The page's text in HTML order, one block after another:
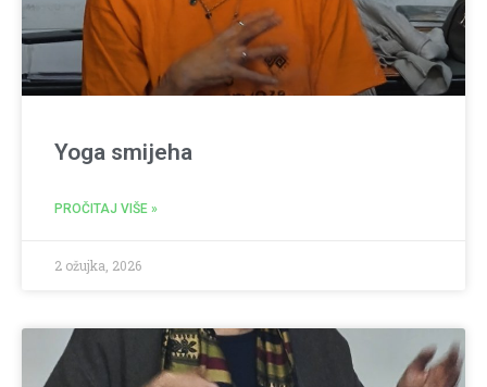
Yoga smijeha
PROČITAJ VIŠE »
2 ožujka, 2026